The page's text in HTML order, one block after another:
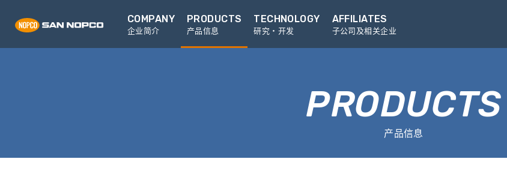
COMPANY
企业简介
PRODUCTS
产品信息
TECHNOLOGY
研究・开发
AFFILIATES
子公司及相关企业
PRODUCTS
产品信息